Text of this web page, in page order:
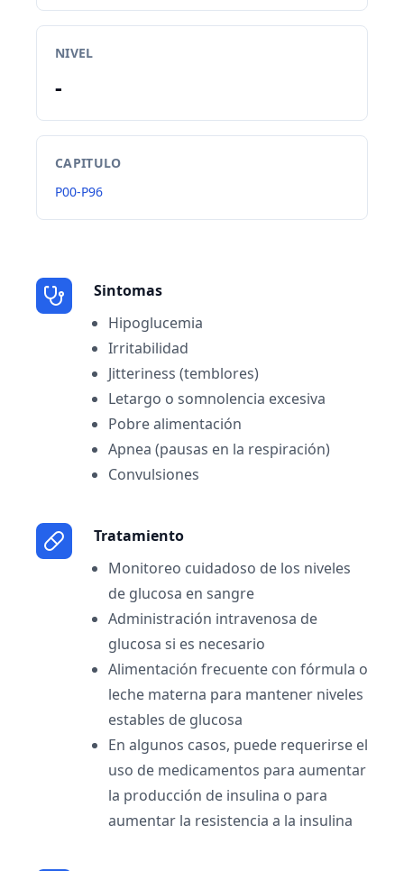
NIVEL
-
CAPITULO
P00-P96
Sintomas
Hipoglucemia
Irritabilidad
Jitteriness (temblores)
Letargo o somnolencia excesiva
Pobre alimentación
Apnea (pausas en la respiración)
Convulsiones
Tratamiento
Monitoreo cuidadoso de los niveles
de glucosa en sangre
Administración intravenosa de
glucosa si es necesario
Alimentación frecuente con fórmula o
leche materna para mantener niveles
estables de glucosa
En algunos casos, puede requerirse el
uso de medicamentos para aumentar
la producción de insulina o para
aumentar la resistencia a la insulina